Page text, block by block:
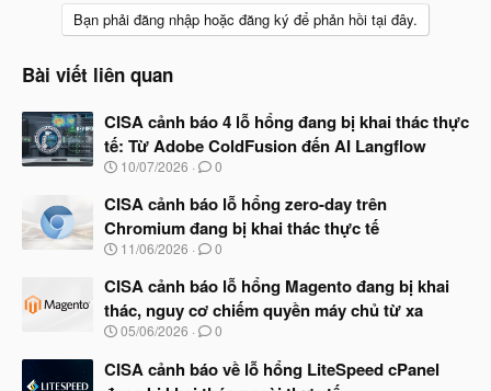
Bạn phải đăng nhập hoặc đăng ký để phản hồi tại đây.
Bài viết liên quan
CISA cảnh báo 4 lỗ hổng đang bị khai thác thực
tế: Từ Adobe ColdFusion đến AI Langflow
N
à
b
ắ
đ
ầ
u
10/07/2026 0
CISA cảnh báo lỗ hổng zero-day trên
Chromium đang bị khai thác thực tế
N
à
b
ắ
đ
ầ
11/06/2026 0
CISA cảnh báo lỗ hổng Magento đang bị khai
thác, nguy cơ chiếm quyền máy chủ từ xa
N
à
y
05/06/2026 0
CISA cảnh báo về lỗ hổng LiteSpeed cPanel